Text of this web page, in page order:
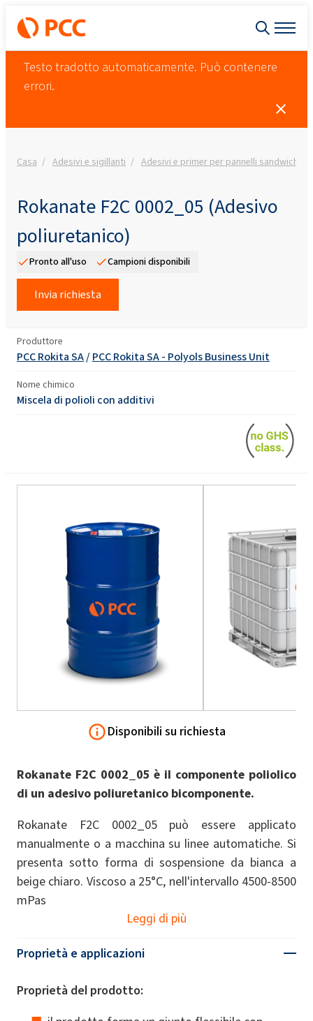
Testo tradotto automaticamente. Può contenere
errori.
Casa Adesivi e sigillanti Adesivi e primer per pannelli sandwich
Rokanate F2C 0002_05 (Adesivo
poliuretanico)
Pronto all'uso Campioni disponibili
Invia richiesta
Produttore
PCC Rokita SA/PCC Rokita SA - Polyols Business Unit
Nome chimico
Miscela di polioli con additivi
Disponibili su richiesta
Rokanate F2C 0002_05 è il componente poliolico
di un adesivo poliuretanico bicomponente.
Rokanate F2C 0002_05 può essere applicato
manualmente o a macchina su linee automatiche. Si
presenta sotto forma di sospensione da bianca a
beige chiaro. Viscoso a 25°C, nell'intervallo 4500-8500
mPas
Leggi di più
Proprietà e applicazioni
Proprietà del prodotto: